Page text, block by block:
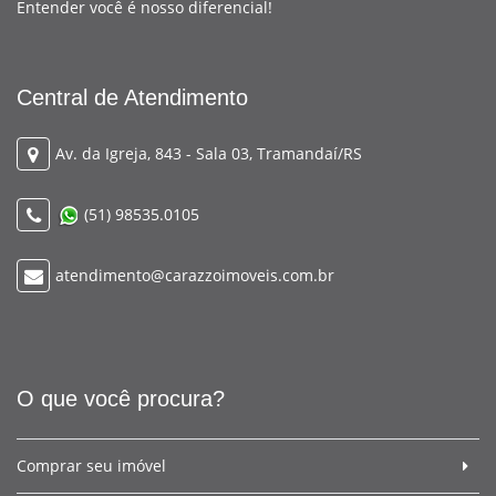
Entender você é nosso diferencial!
Central de Atendimento
Av. da Igreja, 843 - Sala 03, Tramandaí/RS
(51) 98535.0105
atendimento@carazzoimoveis.com.br
O que você procura?
Comprar seu imóvel